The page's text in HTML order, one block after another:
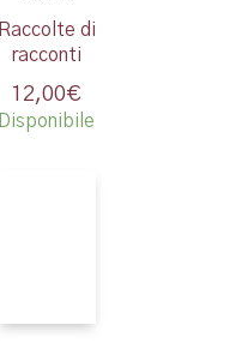
Raccolte di
racconti
12,00€
Disponibile